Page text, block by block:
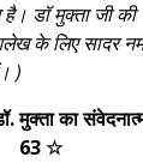
है। डॉ मुक्ता जी
के लिए सादर
)
मुक्ता का
63 ☆